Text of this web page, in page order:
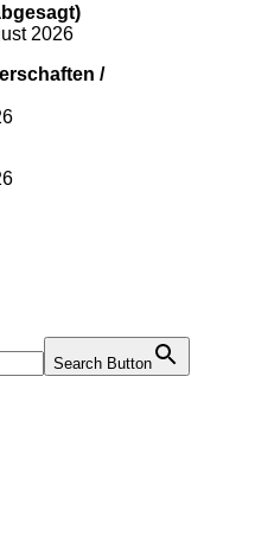
2026
/
Search Button